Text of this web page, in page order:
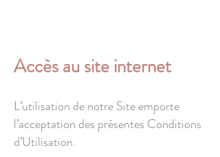
Accès au site internet
L’utilisation de notre Site emporte
l’acceptation des présentes Conditions
d’Utilisation.